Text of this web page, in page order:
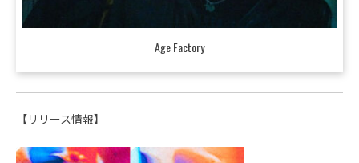
Age Factory
【リリース情報】